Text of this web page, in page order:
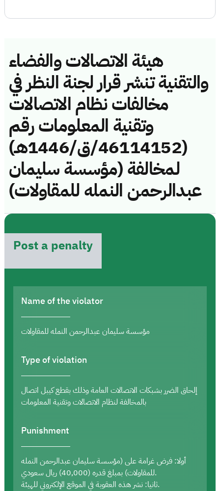
هيئة الاتصالات والفضاء
والتقنية تنشر قرار لجنة النظر في
مخالفات نظام الاتصالات
وتقنية المعلومات رقم
(46114152/ق/1446هـ)
لمخالفة (مؤسسة سليمان
عبدالرحمن النمله للمقاولات)
Post a penalty
Name of the violator
مؤسسة سليمان عبدالرحمن النمله للمقاولات
Type of violation
إلحاق الضرر بشبكات الاتصالات العامة وذلك بقطع كيبل اتصال
بالمخالفة لنظام الاتصالات وتقنية المعلومات
Punishment
أولا: فرض غرامة على (مؤسسة سليمان عبدالرحمن النمله
للمقاولات) بمبلغ قدره (40,000) ريال سعودي.
ثانيا: نشر هذه العقوبة في الموقع الإلكتروني للهيئة.